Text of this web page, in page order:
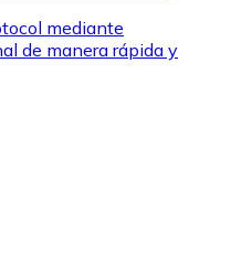
para comprar
marcas favoritas con
mediante
de manera rápida y